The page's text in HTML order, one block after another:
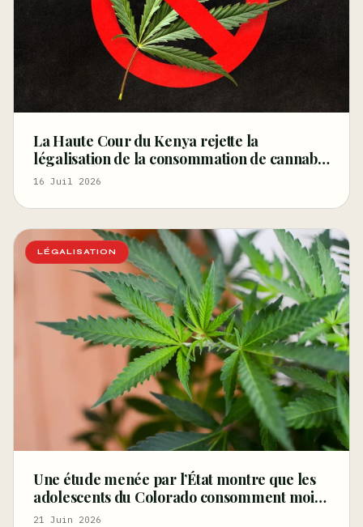
La Haute Cour du Kenya rejette la
légalisation de la consommation de cannabis
16 Juil 2026
LÉGALISATION
Une étude menée par l’État montre que les
adolescents du Colorado consomment moins
de cannabis aujourd’hui qu’avant la
21 Juin 2026